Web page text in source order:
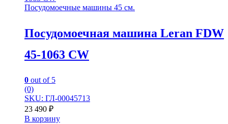
Посудомоечные машины 45 см.
Посудомоечная машина Leran FDW
45-1063 CW
0 out of 5
(0)
SKU: ГЛ-00045713
23 490 ₽
В корзину